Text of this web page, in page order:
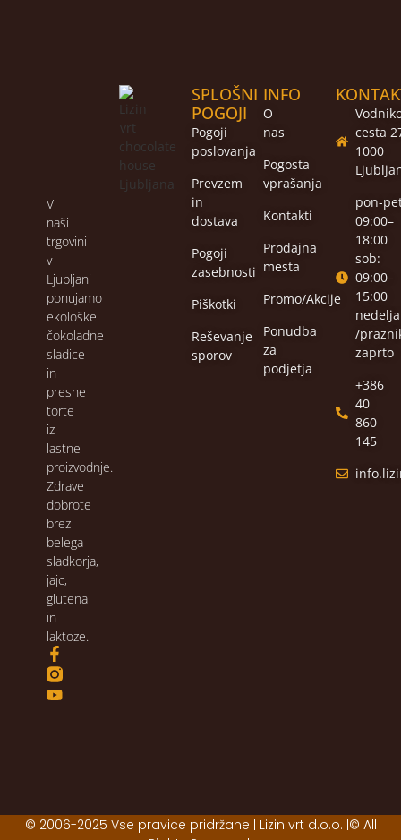
V
naši
trgovini
v
Ljubljani
ponujamo
ekološke
čokoladne
sladice
in
presne
torte
iz
lastne
proizvodnje.
Zdrave
dobrote
brez
belega
sladkorja,
jajc,
glutena
in
laktoze.
cesta
1000
pon-
09:00–
18:00
sob:
09:00–
15:00
nedelja
/
zaprto
+386
40
860
145
INFO
O
nas
Pogosta
vprašanja
Kontakti
Prodajna
mesta
Promo/Akcije
Ponudba
za
podjetja
SPLOŠNI
POGOJI
Pogoji
poslovanja
Prevzem
in
dostava
Pogoji
zasebnosti
Piškotki
Reševanje
sporov
© 2006-2025 Vse pravice pridržane | Lizin vrt d.o.o. |© All